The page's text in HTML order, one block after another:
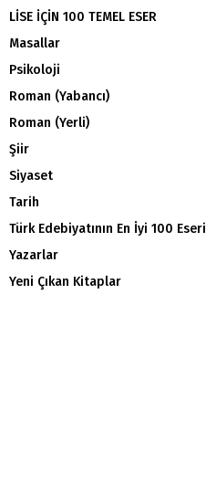
LİSE İÇİN 100 TEMEL ESER
Masallar
Psikoloji
Roman (Yabancı)
Roman (Yerli)
Şiir
Siyaset
Tarih
Türk Edebiyatının En İyi 100 Eseri
Yazarlar
Yeni Çıkan Kitaplar